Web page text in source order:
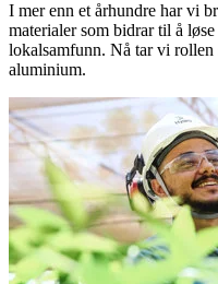
I mer enn et århundre har vi
materialer som bidrar til å
lokalsamfunn. Nå tar vi
aluminium.